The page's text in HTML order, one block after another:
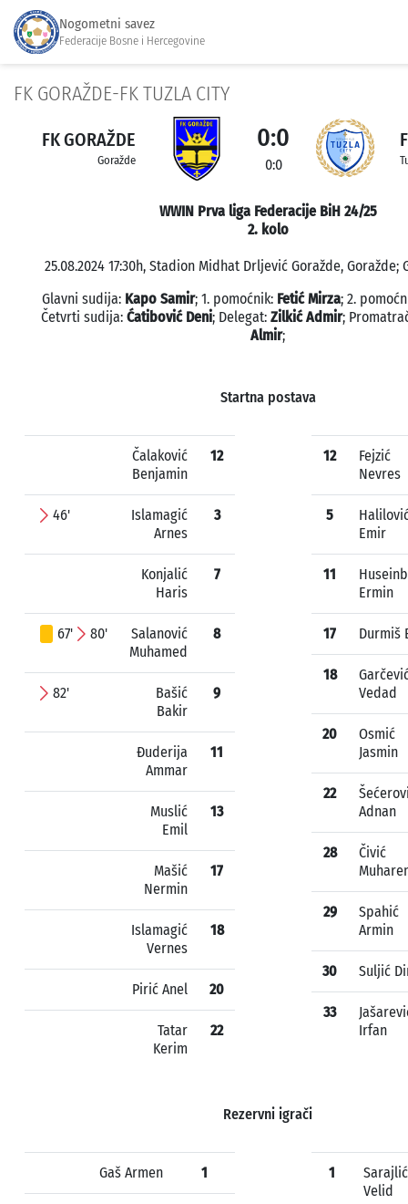
Nogometni savez
Federacije Bosne i Hercegovine
FK GORAŽDE-FK TUZLA CITY
FK GORAŽDE
Goražde
0:0
0:0
WWIN Prva liga Federacije BiH 24/25
2. kolo
25.08.2024 17:30h, Stadion Midhat Drljević Goražde, Goražde;
Glavni sudija: Kapo Samir; 1. pomoćnik: Fetić Mirza; 2.
Četvrti sudija: Ćatibović Deni; Delegat: Zilkić Admir;
Almir;
Startna postava
Čalaković
Benjamin
12
46'
Islamagić
Arnes
3
Konjalić
Haris
7
67' 80'
Salanović
Muhamed
8
82'
Bašić
Bakir
9
Đuderija
Ammar
11
Muslić
Emil
13
Mašić
Nermin
17
Islamagić
Vernes
18
Pirić Anel 20
Tatar
Kerim
22
12
Fejzić
Nevres
5
Emir
11
Ermin
17 Durmiš
18
Vedad
20
Osmić
Jasmin
22
Adnan
28
Čivić
29
Spahić
Armin
30 Suljić
33
Irfan
Rezervni igrači
Gaš Armen 1 1
Sarajlić
Velid